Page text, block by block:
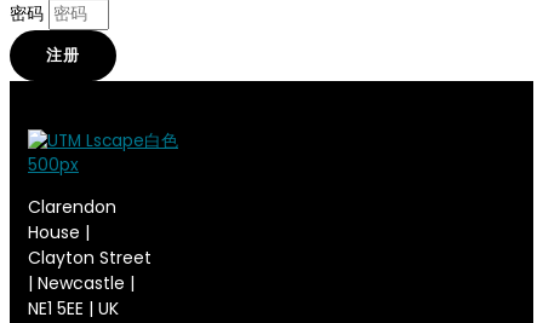
密码
注册
Clarendon
House |
Clayton Street
| Newcastle |
NE1 5EE | UK